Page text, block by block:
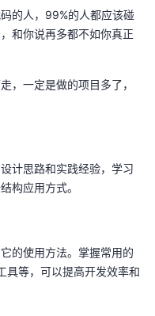
的人，99%的人都应该碰
和你说再多都不如你真正
，一定是做的项目多了，
计思路和实践经验，学习
构应用方式。
的使用方法。掌握常用的
具等，可以提高开发效率和